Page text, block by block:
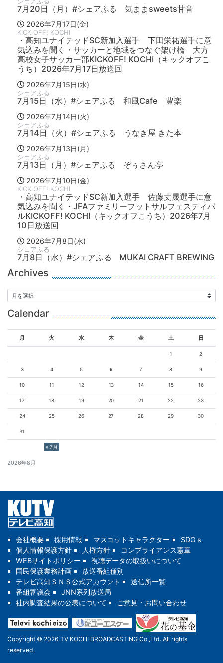
7月20日（月）#シェアふる 気ままsweets甘音
2026年7月17日(金)
KICK OFF! KOCHI
・高知ユナイテッドSC新加入選手 下田栄祐選手に意
気込みを聞く・サッカーと地域をつなぐ架け橋 大方
高校女子サッカー部KICKOFF! KOCHI（キックオフこ
うち）2026年7月17日放送回
2026年7月15日(水)
シェアふる
7月15日（水）#シェアふる 和風Cafe 豊楽
2026年7月14日(火)
シェアふる
7月14日（火）#シェアふる うなぎ屋 きた本
2026年7月13日(月)
シェアふる
7月13日（月）#シェアふる ぞぅさん亭
2026年7月10日(金)
KICK OFF! KOCHI
・高知ユナイテッドSC新加入選手 佐藤丈晟選手に意
気込みを聞く・JFAファミリーフットサルフェスティバ
ルKICKOFF! KOCHI（キックオフこうち）2026年7月
10日放送回
2026年7月8日(水)
シェアふる
7月8日（水）#シェアふる MUKAI CRAFT BREWING
Archives
Calendar
2026年8月
月 火 水 木 金 土 日
« 7月
1 2
3 4 5 6 7 8 9
10 11 12 13 14 15 16
17 18 19 20 21 22 23
24 25 26 27 28 29 30
31
会社概要 採用情報 マスコットキャラクター
SDGｓ
個人情報保護方針
人権方針
コンプライアンス憲章
WEBサイトポリシー
視聴データの取扱いについて
国民保護業務計画
放送番組種別
テレビ高知ＳＮＳ公式アカウント
送信所一覧
番組審議会
JNN系列放送局
社内調査結果の公表について
ご意見・お問い合わせ
Copyright © 2026 TV KOCHI BROADCASTING Co.,Ltd. All rights
reserved.